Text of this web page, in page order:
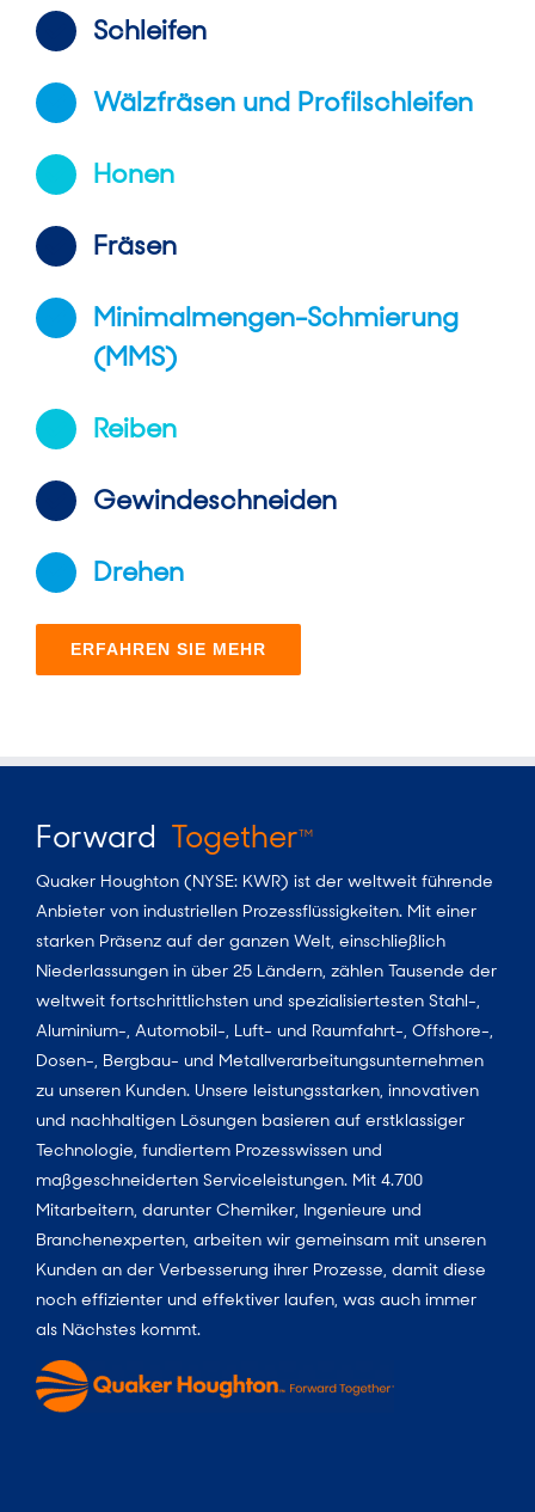
Schleifen
Wälzfräsen und Profilschleifen
Honen
Fräsen
Minimalmengen-Schmierung
(MMS)
Reiben
Gewindeschneiden
Drehen
ERFAHREN SIE MEHR
Forward TogetherTM
Quaker Houghton (NYSE: KWR) ist der weltweit führende
Anbieter von industriellen Prozessflüssigkeiten. Mit einer
starken Präsenz auf der ganzen Welt, einschließlich
Niederlassungen in über 25 Ländern, zählen Tausende der
weltweit fortschrittlichsten und spezialisiertesten Stahl-,
Aluminium-, Automobil-, Luft- und Raumfahrt-, Offshore-,
Dosen-, Bergbau- und Metallverarbeitungsunternehmen
zu unseren Kunden. Unsere leistungsstarken, innovativen
und nachhaltigen Lösungen basieren auf erstklassiger
Technologie, fundiertem Prozesswissen und
maßgeschneiderten Serviceleistungen. Mit 4.700
Mitarbeitern, darunter Chemiker, Ingenieure und
Branchenexperten, arbeiten wir gemeinsam mit unseren
Kunden an der Verbesserung ihrer Prozesse, damit diese
noch effizienter und effektiver laufen, was auch immer
als Nächstes kommt.